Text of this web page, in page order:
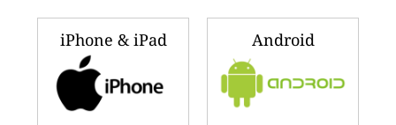
iPhone & iPad Android